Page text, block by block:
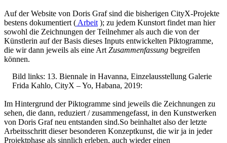
Auf der Website von Doris Graf sind die bisherigen CityX-Projekte
bestens dokumentiert ( Arbeit ); zu jedem Kunstort findet man hier
sowohl die Zeichnungen der Teilnehmer als auch die von der
Künstlerin auf der Basis dieses Inputs entwickelten Piktogramme,
die wir dann jeweils als eine Art Zusammenfassung begreifen
können.
Bild links: 13. Biennale in Havanna, Einzelausstellung Galerie
Frida Kahlo, CityX – Yo, Habana, 2019:
Im Hintergrund der Piktogramme sind jeweils die Zeichnungen zu
sehen, die dann, reduziert / zusammengefasst, in den Kunstwerken
von Doris Graf neu entstanden sind.So beinhaltet also der letzte
Arbeitsschritt dieser besonderen Konzeptkunst, die wir ja in jeder
Projektphase als sinnlich erleben, auch wieder einen